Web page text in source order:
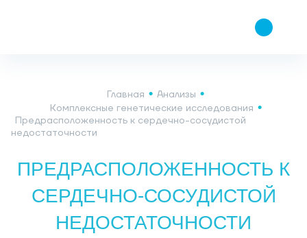
Главная
Анализы
Комплексные генетические исследования
Предрасположенность к сердечно-сосудистой
недостаточности
ПРЕДРАСПОЛОЖЕННОСТЬ К
СЕРДЕЧНО-СОСУДИСТОЙ
НЕДОСТАТОЧНОСТИ